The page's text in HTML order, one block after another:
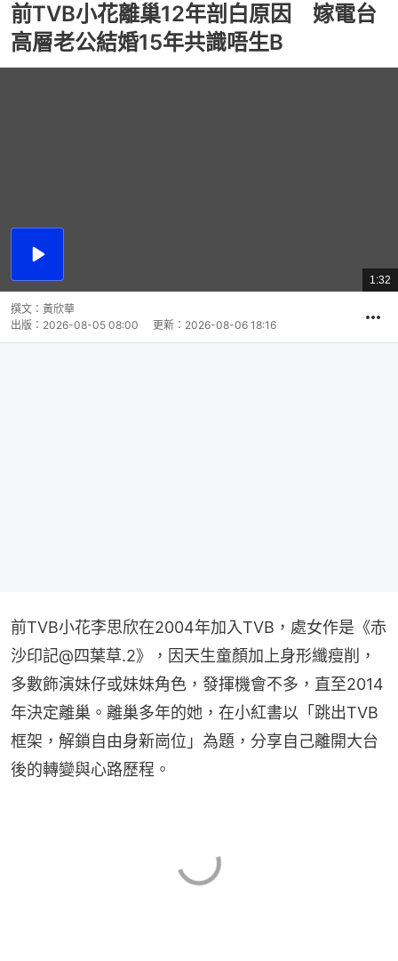
前TVB小花離巢12年剖白原因 嫁電台
高層老公結婚15年共識唔生B
播
片
總
共
1:32
撰文： 黃欣華
出版： 2026-08-05 08:00 更新： 2026-08-06 18:16
前TVB小花李思欣在2004年加入TVB，處女作是《赤
沙印記@四葉草.2》，因天生童顏加上身形纖瘦削，
多數飾演妹仔或妹妹角色，發揮機會不多，直至2014
年決定離巢。離巢多年的她，在小紅書以「跳出TVB
框架，解鎖自由身新崗位」為題，分享自己離開大台
後的轉變與心路歷程。